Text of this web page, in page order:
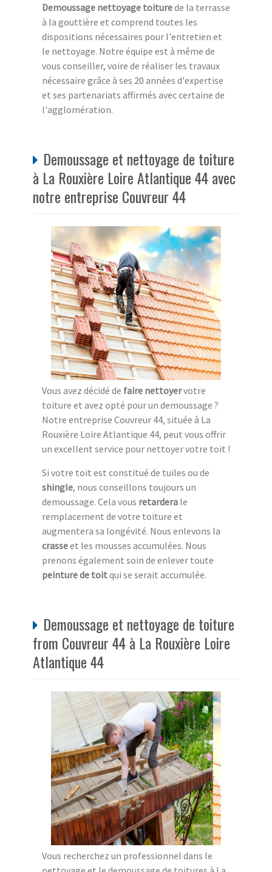
Demoussage nettoyage toiturede la terrasse
à la gouttière et comprend toutes les
dispositions nécessaires pour l'entretien et
le nettoyage. Notre équipe est à même de
vous conseiller, voire de réaliser les travaux
nécessaire grâce à ses 20 années d'expertise
et ses partenariats affirmés avec certaine de
l'agglomération.
Demoussage et nettoyage de toiture
à La Rouxière Loire Atlantique 44 avec
notre entreprise Couvreur 44
Vous avez décidé de faire nettoyervotre
toiture et avez opté pour un demoussage ?
Notre entreprise Couvreur 44, située à La
Rouxière Loire Atlantique 44, peut vous offrir
un excellent service pour nettoyer votre toit !
Si votre toit est constitué de tuiles ou de
shingle, nous conseillons toujours un
demoussage. Cela vous retardera le
remplacement de votre toiture et
augmentera sa longévité. Nous enlevons la
crasseet les mousses accumulées. Nous
prenons également soin de enlever toute
peinture de toitqui se serait accumulée.
Demoussage et nettoyage de toiture
from Couvreur 44 à La Rouxière Loire
Atlantique 44
Vous recherchez un professionnel dans le